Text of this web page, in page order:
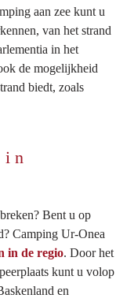
aan zee kunt u
van het strand
in het
de mogelijkheid
biedt, zoals
in
Bent u op
Camping Ur-Onea
in de regio. Door het
kunt u volop
en